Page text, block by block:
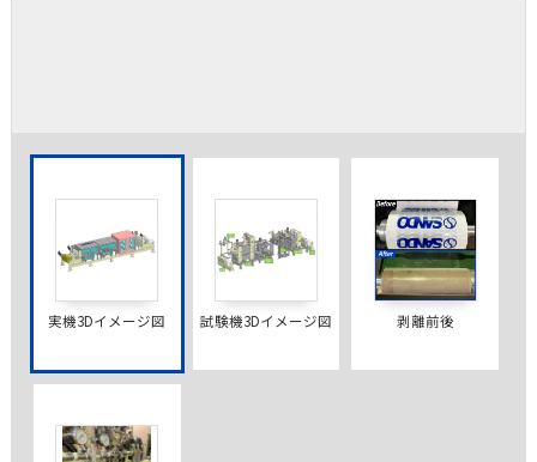
実機3Dイメージ図 試験機3Dイメージ図 剥離前後